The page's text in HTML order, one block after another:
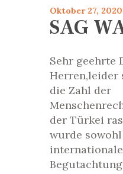
Oktober 27, 2020
SAG
Sehr geehrte
Herren,leider
die Zahl der
der Türkei
wurde